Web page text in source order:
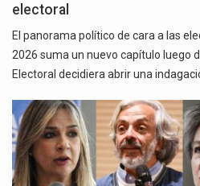
electoral
El panorama político de cara a las
2026 suma un nuevo capítulo luego
Electoral decidiera abrir una